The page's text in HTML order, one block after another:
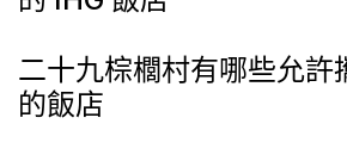
二十九棕櫚村有哪些允許
的飯店